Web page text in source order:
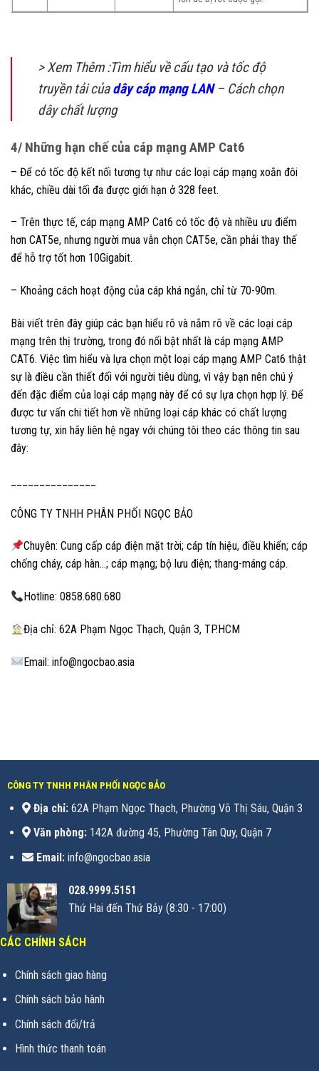
> Xem Thêm :Tìm hiểu về cấu tạo và tốc độ
truyền tải củadây cáp mạng LAN– Cách chọn
dây chất lượng
4/ Những hạn chế của cáp mạng AMP Cat6
– Để có tốc độ kết nối tương tự như các loại cáp mạng xoắn đôi
khác, chiều dài tối đa được giới hạn ở 328 feet.
– Trên thực tế, cáp mạng AMP Cat6 có tốc độ và nhiều ưu điểm
hơn CAT5e, nhưng người mua vẫn chọn CAT5e, cần phải thay thế
để hỗ trợ tốt hơn 10Gigabit.
– Khoảng cách hoạt động của cáp khá ngắn, chỉ từ 70-90m.
Bài viết trên đây giúp các bạn hiểu rõ và nắm rõ về các loại cáp
mạng trên thị trường, trong đó nổi bật nhất là cáp mạng AMP
CAT6. Việc tìm hiểu và lựa chọn một loại cáp mạng AMP Cat6 thật
sự là điều cần thiết đối với người tiêu dùng, vì vậy bạn nên chú ý
đến đặc điểm của loại cáp mạng này để có sự lựa chọn hợp lý. Để
được tư vấn chi tiết hơn về những loại cáp khác có chất lượng
tương tự, xin hãy liên hệ ngay với chúng tôi theo các thông tin sau
đây:
CÔNG TY TNHH PHÂN PHỐI NGỌC BẢO
Chuyên: Cung cấp cáp điện mặt trời; cáp tín hiệu, điều khiển; cáp
chống cháy, cáp hàn…; cáp mạng; bộ lưu điện; thang-máng cáp.
Hotline: 0858.680.680
Địa chỉ: 62A Phạm Ngọc Thạch, Quận 3, TP.HCM
Email: info@ngocbao.asia
CÔNG TY TNHH PHÂN PHỐI NGỌC BẢO
Địa chỉ:62A Phạm Ngọc Thạch, Phường Võ Thị Sáu, Quận 3
Văn phòng:142A đường 45, Phường Tân Quy, Quận 7
Email:info@ngocbao.asia
028.9999.5151
Thứ Hai đến Thứ Bảy (8:30 - 17:00)
CÁC CHÍNH SÁCH
Chính sách giao hàng
Chính sách bảo hành
Chính sách đổi/trả
Hình thức thanh toán